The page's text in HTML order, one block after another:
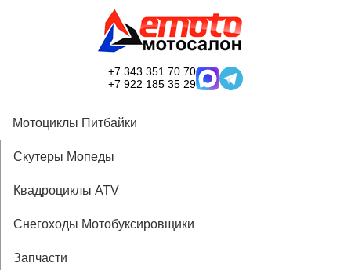
+7 343 351 70 70
+7 922 185 35 29
Мотоциклы Питбайки
Скутеры Мопеды
Квадроциклы ATV
Снегоходы Мотобуксировщики
Запчасти